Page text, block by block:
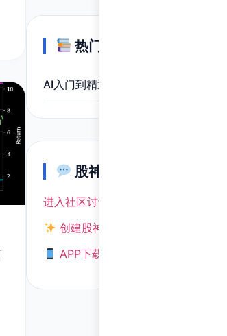
热门培训
AI入门到精通小班
股神交流
进入社区讨论 →
创建股神号
APP下载